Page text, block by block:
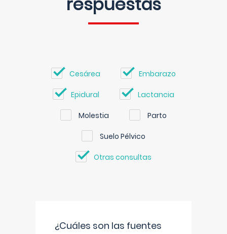
Cesárea Embarazo
Epidural Lactancia
Molestia Parto
Suelo Pélvico
Otras consultas
¿Cuáles son las fuentes